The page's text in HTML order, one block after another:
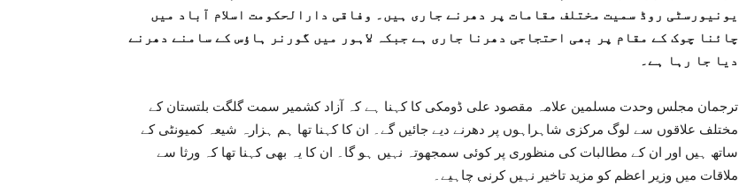
یونیورسٹی روڈ سمیت مختلف مقامات پر دھرنے جاری ہیں۔ وفاقی دارالحکومت اسلام آباد میں
چائنا چوک کے مقام پر بھی احتجاجی دھرنا جاری ہے جبکہ لاہور میں گورنر ہاؤس کے سامنے دھرنے
دیا جا رہا ہے۔
ترجمان مجلس وحدت مسلمین علامہ مقصود علی ڈومکی کا کہنا ہے کہ آزاد کشمیر سمت گلگت بلتستان کے
مختلف علاقوں سے لوگ مرکزی شاہراہوں پر دھرنے دیے جائیں گے۔ ان کا کہنا تھا ہم ہزارہ شیعہ کمیونٹی کے
ساتھ ہیں اور ان کے مطالبات کی منظوری پر کوئی سمجھوتہ نہیں ہو گا۔ ان کا یہ بھی کہنا تھا کہ ورثا سے
ملاقات میں وزیر اعظم کو مزید تاخیر نہیں کرنی چاہیے۔